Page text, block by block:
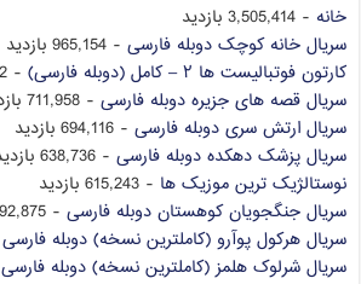
خانه - 3,505,414 بازدید
سریال خانه کوچک دوبله فارسی - 965,154 بازدید
کارتون فوتبالیست ها ۲ – کامل (دوبله فارسی)
- 834,532 بازدید
سریال قصه های جزیره دوبله فارسی - 711,958 بازدید
سریال ارتش سری دوبله فارسی - 694,116 بازدید
سریال پزشک دهکده دوبله فارسی - 638,736 بازدید
نوستالژیک ترین موزیک ها - 615,243 بازدید
سریال جنگجویان کوهستان دوبله فارسی - 592,875 بازدید
سریال هرکول پوآرو (کاملترین نسخه) دوبله فارسی
سریال شرلوک هلمز (کاملترین نسخه) دوبله فارسی